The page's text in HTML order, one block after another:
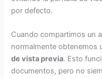
por defecto.
Cuando compartimos un
normalmente obtenemos
de vista previa. Esto
documentos, pero no